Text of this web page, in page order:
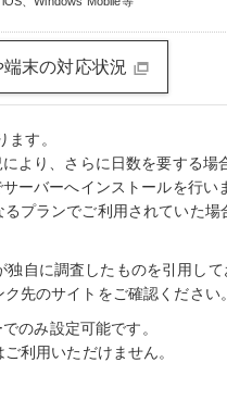
末の対応状況
す。
より、さらに日数を要する場
ーバーへインストールを行い
プランでご利用されていた
自に調査したものを引用し
先のサイトをご確認ください。
のみ設定可能です。
利用いただけません。